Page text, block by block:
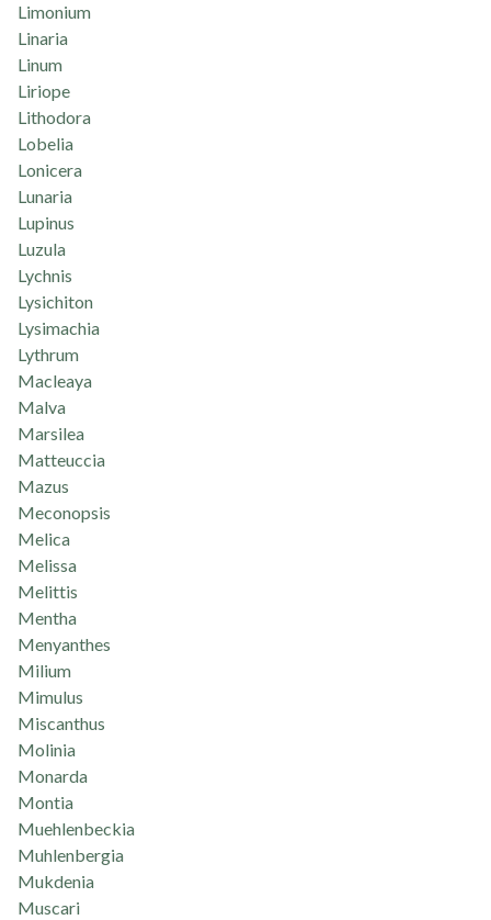
Limonium
Linaria
Linum
Liriope
Lithodora
Lobelia
Lonicera
Lunaria
Lupinus
Luzula
Lychnis
Lysichiton
Lysimachia
Lythrum
Macleaya
Malva
Marsilea
Matteuccia
Mazus
Meconopsis
Melica
Melissa
Melittis
Mentha
Menyanthes
Milium
Mimulus
Miscanthus
Molinia
Monarda
Montia
Muehlenbeckia
Muhlenbergia
Mukdenia
Muscari